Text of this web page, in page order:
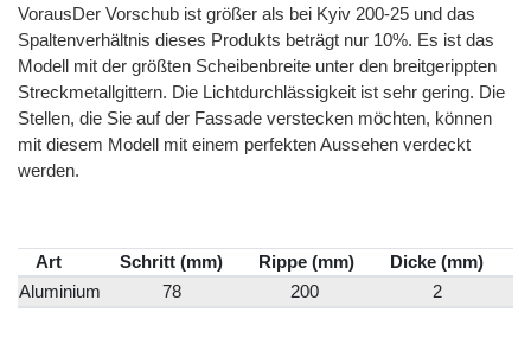
VorausDer Vorschub ist größer als bei Kyiv 200-25 und das
Spaltenverhältnis dieses Produkts beträgt nur 10%. Es ist das
Modell mit der größten Scheibenbreite unter den breitgerippten
Streckmetallgittern. Die Lichtdurchlässigkeit ist sehr gering. Die
Stellen, die Sie auf der Fassade verstecken möchten, können
mit diesem Modell mit einem perfekten Aussehen verdeckt
werden.
Art Schritt (mm) Rippe (mm) Dicke (mm)
Aluminium
78 200 2